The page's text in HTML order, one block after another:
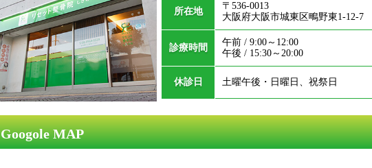
所在地
〒536-0013
大阪府大阪市城東区鴫野東1-12-7
診療時間
午前 / 9:00～12:00
午後 / 15:30～20:00
休診日 土曜午後・日曜日、祝祭日
Googole MAP